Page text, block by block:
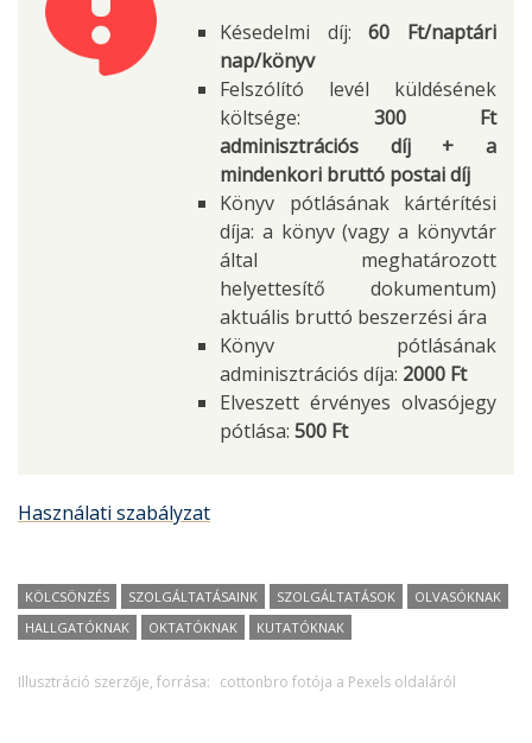
Késedelmi díj:60 Ft/naptári
nap/könyv
Felszólító levél küldésének
költsége: 300 Ft
adminisztrációs díj + a
mindenkori bruttó postai díj
Könyv pótlásának kártérítési
díja: a könyv (vagy a könyvtár
által meghatározott
helyettesítő dokumentum)
aktuális bruttó beszerzési ára
Könyv pótlásának
adminisztrációs díja: 2000 Ft
Elveszett érvényes olvasójegy
pótlása: 500 Ft
Használati szabályzat
KÖLCSÖNZÉS SZOLGÁLTATÁSAINK SZOLGÁLTATÁSOK
OLVASÓKNAK
HALLGATÓKNAK
OKTATÓKNAK KUTATÓKNAK
Illusztráció szerzője, forrása: cottonbro fotója a Pexels oldaláról